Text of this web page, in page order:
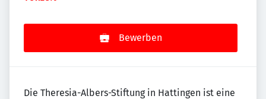
Bewerben
Die Theresia-Albers-Stiftung in Hattingen ist eine